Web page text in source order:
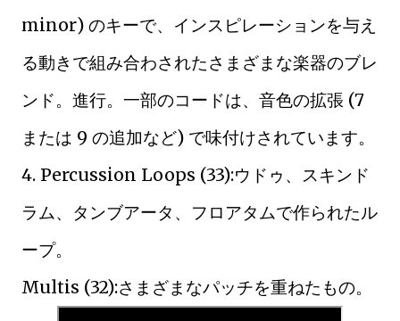
minor) のキーで、インスピレーションを与え
る動きで組み合わされたさまざまな楽器のブレ
ンド。進行。一部のコードは、音色の拡張 (7
または 9 の追加など) で味付けされています。
4. Percussion Loops (33):ウドゥ、スキンド
ラム、タンブアータ、フロアタムで作られたル
ープ。
Multis (32):さまざまなパッチを重ねたもの。